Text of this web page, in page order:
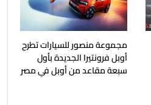
مجموعة منصور للسيارات تطرح
أوبل فرونتيرا الجديدة بأول
سبعة مقاعد من أوبل في مصر